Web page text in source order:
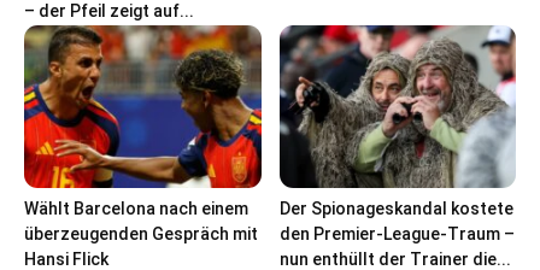
– der Pfeil zeigt auf...
Wählt Barcelona nach einem
überzeugenden Gespräch mit
Hansi Flick
Der Spionageskandal kostete
den Premier-League-Traum –
nun enthüllt der Trainer die...